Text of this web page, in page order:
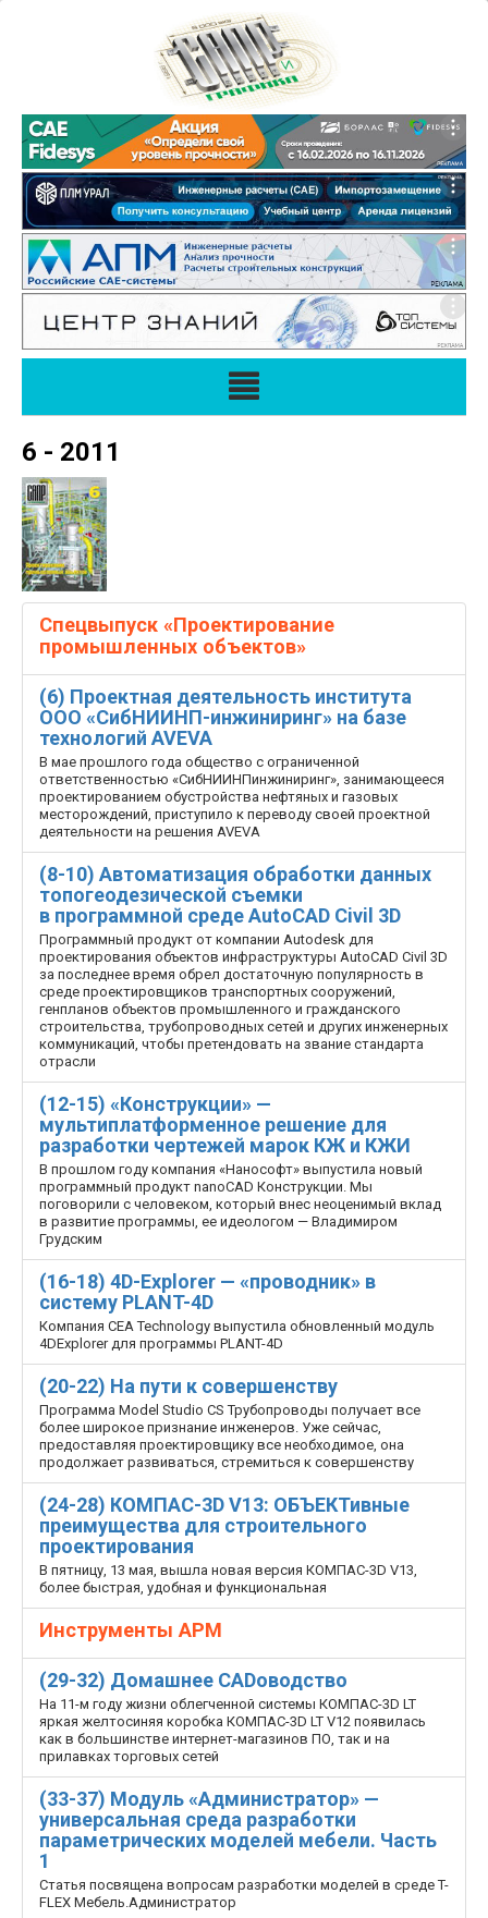
6 - 2011
Спецвыпуск «Проектирование
промышленных объектов»
(6) Проектная деятельность института
ООО «СибНИИНП-инжиниринг» на базе
технологий AVEVA
В мае прошлого года общество с ограниченной
ответственностью «СибНИИНП­инжиниринг», занимающееся
проектированием обустройства нефтяных и газовых
месторождений, приступило к переводу своей проектной
деятельности на решения AVEVA
(8-10) Автоматизация обработки данных
топогеодезической съемки
в программной среде AutoCAD Civil 3D
Программный продукт от компании Autodesk для
проектирования объектов инфраструктуры AutoCAD Civil 3D
за последнее время обрел достаточную популярность в
среде проектировщиков транспортных сооружений,
генпланов объектов промышленного и гражданского
строительства, трубопроводных сетей и других инженерных
коммуникаций, чтобы претендовать на звание стандарта
отрасли
(12-15) «Конструкции» —
мультиплатформенное решение для
разработки чертежей марок КЖ и КЖИ
В прошлом году компания «Нанософт» выпустила новый
программный продукт nanoCAD Конструкции. Мы
поговорили с человеком, который внес неоценимый вклад
в развитие программы, ее идеологом — Владимиром
Грудским
(16-18) 4D-Explorer — «проводник» в
систему PLANT-4D
Компания CEA Technology выпустила обновленный модуль
4D­Explorer для программы PLANT-4D
(20-22) На пути к совершенству
Программа Model Studio CS Трубопроводы получает все
более широкое признание инженеров. Уже сейчас,
предоставляя проектировщику все необходимое, она
продолжает развиваться, стремиться к совершенству
(24-28) КОМПАС-3D V13: ОБЪЕКТивные
преимущества для строительного
проектирования
В пятницу, 13 мая, вышла новая версия КОМПАС-3D V13,
более быстрая, удобная и функциональная
Инструменты АРМ
(29-32) Домашнее CADоводство
На 11-м году жизни облегченной системы КОМПАС-3D LT
яркая желто­синяя коробка КОМПАС-3D LT V12 появилась
как в большинстве интернет-магазинов ПО, так и на
прилавках торговых сетей
(33-37) Модуль «Администратор» —
универсальная среда разработки
параметрических моделей мебели. Часть
1
Статья посвящена вопросам разработки моделей в среде T-
FLEX Мебель.Администратор